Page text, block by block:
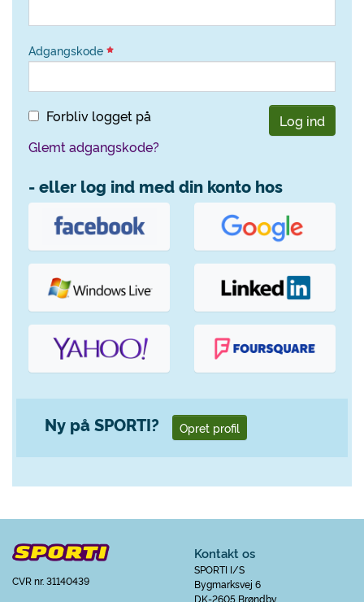
Adgangskode
Forbliv logget på
Log ind
Glemt adgangskode?
- eller log ind med din konto hos
Ny på SPORTI? Opret profil
CVR nr. 31140439
Kontakt os
SPORTI I/S
Bygmarksvej 6
DK-2605 Brøndby